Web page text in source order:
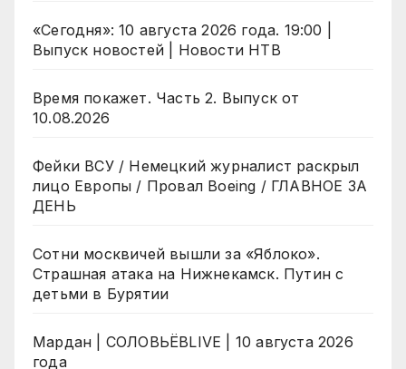
«Сегодня»: 10 августа 2026 года. 19:00 |
Выпуск новостей | Новости НТВ
Время покажет. Часть 2. Выпуск от
10.08.2026
Фейки ВСУ / Немецкий журналист раскрыл
лицо Европы / Провал Boeing / ГЛАВНОЕ ЗА
ДЕНЬ
Сотни москвичей вышли за «Яблоко».
Страшная атака на Нижнекамск. Путин с
детьми в Бурятии
Мардан | СОЛОВЬЁВLIVE | 10 августа 2026
года